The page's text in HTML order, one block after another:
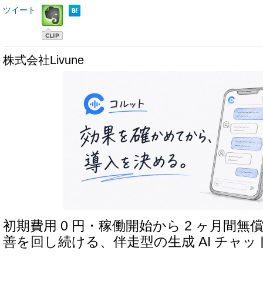
ツイート
株式会社Livune
初期費用 0 円・稼働開始から 2 ヶ月間無
善を回し続ける、伴走型の生成 AI チャッ